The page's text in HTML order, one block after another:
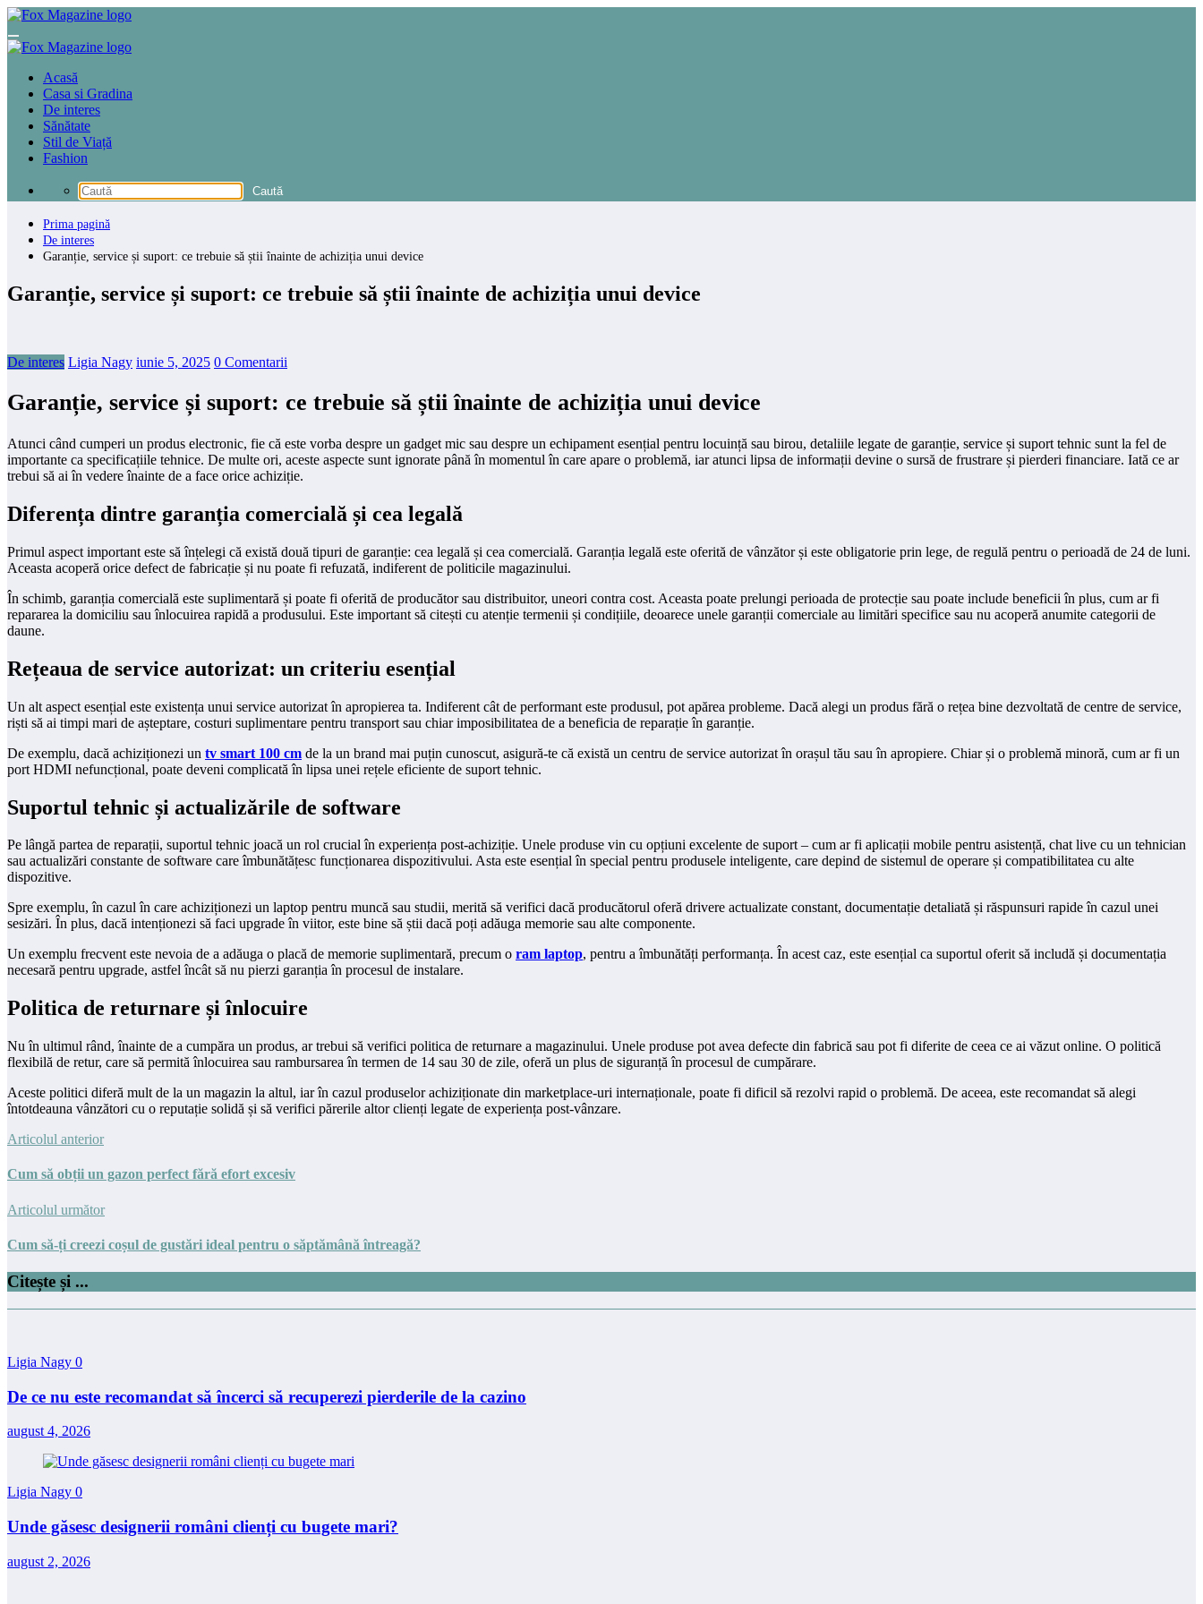
Sari
conținut
Acasă
Casa si Gradina
De interes
Sănătate
Stil de Viață
Fashion
Prima pagină
De interes
Garanție, service și suport: ce trebuie să știi înainte de achiziția unui device
Garanție, service și suport: ce trebuie să știi înainte de achiziția unui device
De interes Ligia Nagy iunie 5, 2025 0 Comentarii
Garanție, service și suport: ce trebuie să știi înainte de achiziția unui device
Atunci când cumperi un produs electronic, fie că este vorba despre un gadget mic sau despre un echipament esențial pentru locuință sau birou, detaliile legate de garanție, service și suport tehnic sunt la fel de
importante ca specificațiile tehnice. De multe ori, aceste aspecte sunt ignorate până în momentul în care apare o problemă, iar atunci lipsa de informații devine o sursă de frustrare și pierderi financiare. Iată ce ar
trebui să ai în vedere înainte de a face orice achiziție.
Diferența dintre garanția comercială și cea legală
Primul aspect important este să înțelegi că există două tipuri de garanție: cea legală și cea comercială. Garanția legală este oferită de vânzător și este obligatorie prin lege, de regulă pentru o perioadă de 24 de luni.
Aceasta acoperă orice defect de fabricație și nu poate fi refuzată, indiferent de politicile magazinului.
În schimb, garanția comercială este suplimentară și poate fi oferită de producător sau distribuitor, uneori contra cost. Aceasta poate prelungi perioada de protecție sau poate include beneficii în plus, cum ar fi
repararea la domiciliu sau înlocuirea rapidă a produsului. Este important să citești cu atenție termenii și condițiile, deoarece unele garanții comerciale au limitări specifice sau nu acoperă anumite categorii de
daune.
Rețeaua de service autorizat: un criteriu esențial
Un alt aspect esențial este existența unui service autorizat în apropierea ta. Indiferent cât de performant este produsul, pot apărea probleme. Dacă alegi un produs fără o rețea bine dezvoltată de centre de service,
riști să ai timpi mari de așteptare, costuri suplimentare pentru transport sau chiar imposibilitatea de a beneficia de reparație în garanție.
De exemplu, dacă achiziționezi un tv smart 100 cm de la un brand mai puțin cunoscut, asigură-te că există un centru de service autorizat în orașul tău sau în apropiere. Chiar și o problemă minoră, cum ar fi un
port HDMI nefuncțional, poate deveni complicată în lipsa unei rețele eficiente de suport tehnic.
Suportul tehnic și actualizările de software
Pe lângă partea de reparații, suportul tehnic joacă un rol crucial în experiența post-achiziție. Unele produse vin cu opțiuni excelente de suport – cum ar fi aplicații mobile pentru asistență, chat live cu un tehnician
sau actualizări constante de software care îmbunătățesc funcționarea dispozitivului. Asta este esențial în special pentru produsele inteligente, care depind de sistemul de operare și compatibilitatea cu alte
dispozitive.
Spre exemplu, în cazul în care achiziționezi un laptop pentru muncă sau studii, merită să verifici dacă producătorul oferă drivere actualizate constant, documentație detaliată și răspunsuri rapide în cazul unei
sesizări. În plus, dacă intenționezi să faci upgrade în viitor, este bine să știi dacă poți adăuga memorie sau alte componente.
Un exemplu frecvent este nevoia de a adăuga o placă de memorie suplimentară, precum o ram laptop, pentru a îmbunătăți performanța. În acest caz, este esențial ca suportul oferit să includă și documentația
necesară pentru upgrade, astfel încât să nu pierzi garanția în procesul de instalare.
Politica de returnare și înlocuire
Nu în ultimul rând, înainte de a cumpăra un produs, ar trebui să verifici politica de returnare a magazinului. Unele produse pot avea defecte din fabrică sau pot fi diferite de ceea ce ai văzut online. O politică
flexibilă de retur, care să permită înlocuirea sau rambursarea în termen de 14 sau 30 de zile, oferă un plus de siguranță în procesul de cumpărare.
Aceste politici diferă mult de la un magazin la altul, iar în cazul produselor achiziționate din marketplace-uri internaționale, poate fi dificil să rezolvi rapid o problemă. De aceea, este recomandat să alegi
întotdeauna vânzători cu o reputație solidă și să verifici părerile altor clienți legate de experiența post-vânzare.
Articolul anterior
Cum să obții un gazon perfect fără efort excesiv
Articolul următor
Cum să-ți creezi coșul de gustări ideal pentru o săptămână întreagă?
Citește și ...
Ligia Nagy 0
De ce nu este recomandat să încerci să recuperezi pierderile de la cazino
august 4, 2026
Ligia Nagy 0
Unde găsesc designerii români clienți cu bugete mari?
august 2, 2026